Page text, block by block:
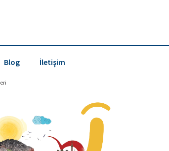
Blog İletişim